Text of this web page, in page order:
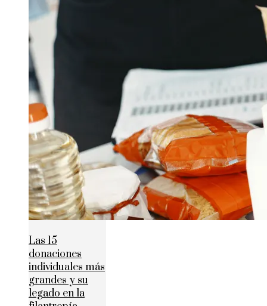
Las 15
donaciones
individuales más
grandes y su
legado en la